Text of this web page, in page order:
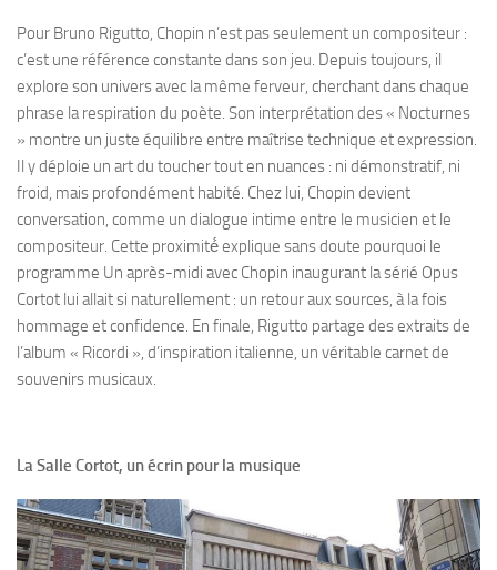
Pour Bruno Rigutto, Chopin n’est pas seulement un compositeur :
c’est une référence constante dans son jeu. Depuis toujours, il
explore son univers avec la même ferveur, cherchant dans chaque
phrase la respiration du poète. Son interprétation des « Nocturnes
» montre un juste équilibre entre maîtrise technique et expression.
Il y déploie un art du toucher tout en nuances : ni démonstratif, ni
froid, mais profondément habité. Chez lui, Chopin devient
conversation, comme un dialogue intime entre le musicien et le
compositeur. Cette proximité́ explique sans doute pourquoi le
programme Un après-midi avec Chopin inaugurant la sérié Opus
Cortot lui allait si naturellement : un retour aux sources, à la fois
hommage et confidence. En finale, Rigutto partage des extraits de
l’album « Ricordi », d’inspiration italienne, un véritable carnet de
souvenirs musicaux.
La Salle Cortot, un écrin pour la musique